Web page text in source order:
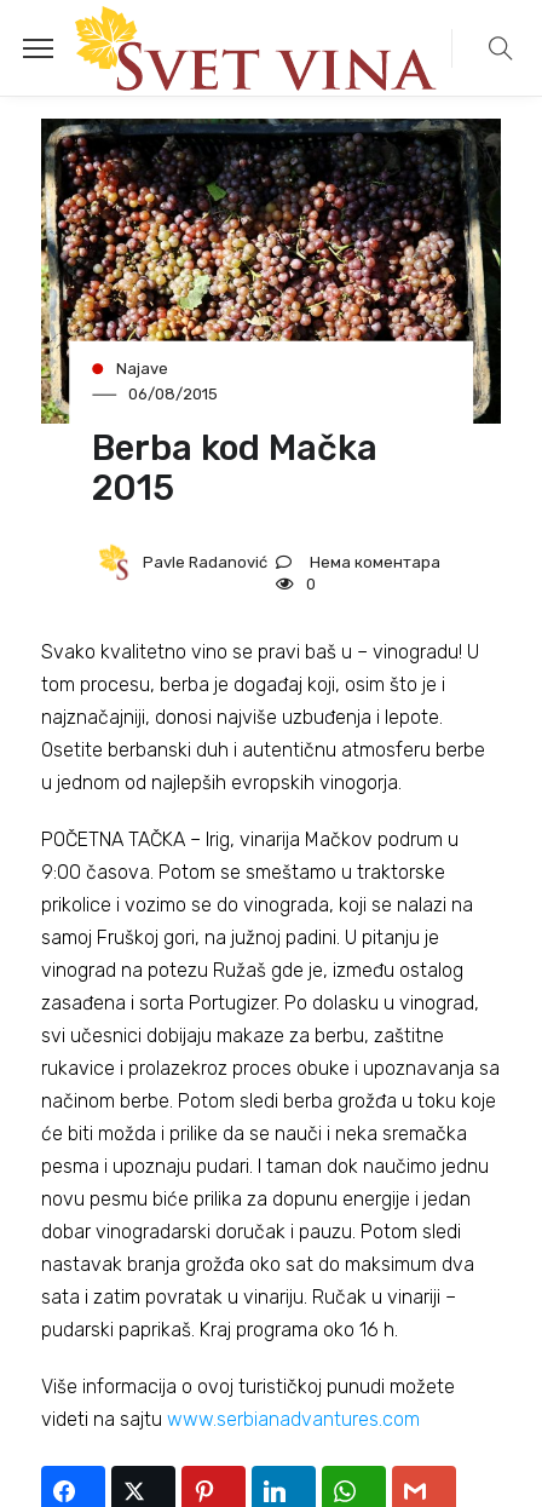
Najave
06/08/2015
Berba kod Mačka
2015
Pavle Radanović
Нема коментара
0
Svako kvalitetno vino se pravi baš u – vinogradu! U
tom procesu, berba je događaj koji, osim što je i
najznačajniji, donosi najviše uzbuđenja i lepote.
Osetite berbanski duh i autentičnu atmosferu berbe
u jednom od najlepših evropskih vinogorja.
POČETNA TAČKA – Irig, vinarija Mačkov podrum u
9:00 časova. Potom se smeštamo u traktorske
prikolice i vozimo se do vinograda, koji se nalazi na
samoj Fruškoj gori, na južnoj padini. U pitanju je
vinograd na potezu Ružaš gde je, između ostalog
zasađena i sorta Portugizer. Po dolasku u vinograd,
svi učesnici dobijaju makaze za berbu, zaštitne
rukavice i prolazekroz proces obuke i upoznavanja sa
načinom berbe. Potom sledi berba grožđa u toku koje
će biti možda i prilike da se nauči i neka sremačka
pesma i upoznaju pudari. I taman dok naučimo jednu
novu pesmu biće prilika za dopunu energije i jedan
dobar vinogradarski doručak i pauzu. Potom sledi
nastavak branja grožđa oko sat do maksimum dva
sata i zatim povratak u vinariju. Ručak u vinariji –
pudarski paprikaš. Kraj programa oko 16 h.
Više informacija o ovoj turističkoj punudi možete
videti na sajtuwww.serbianadvantures.com